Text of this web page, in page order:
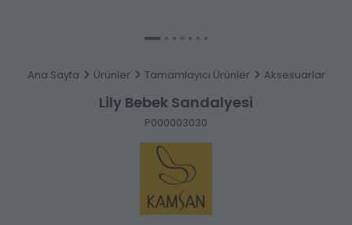
Ana Sayfa Ürünler Tamamlayıcı Ürünler Aksesuarlar
Lily Bebek Sandalyesi
P000003030